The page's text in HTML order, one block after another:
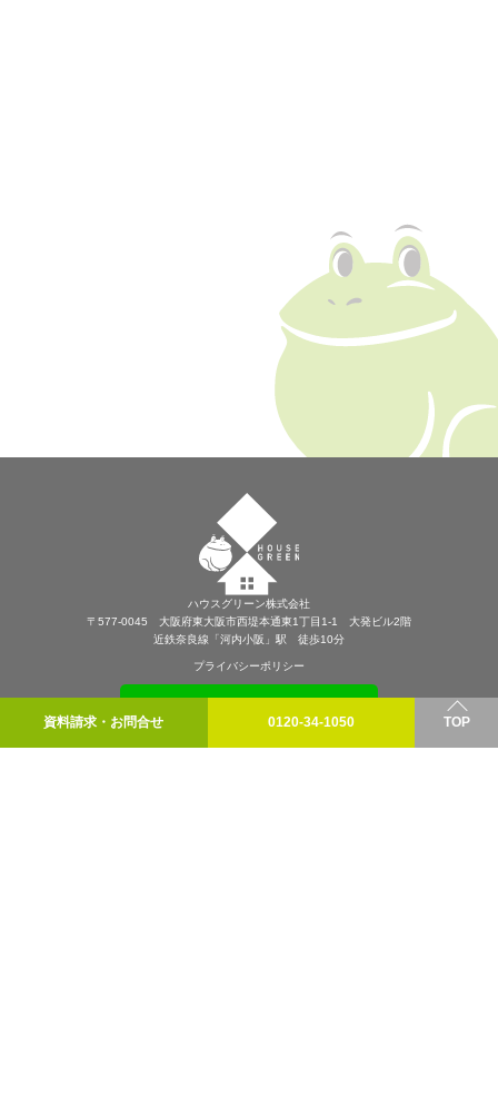
資料請求・お問合せ 0120-34-1050 TOP
ハウスグリーン株式会社
〒577-0045 大阪府東大阪市西堤本通東1丁目1-1 大発ビル2階
近鉄奈良線「河内小阪」駅 徒歩10分
プライバシーポリシー